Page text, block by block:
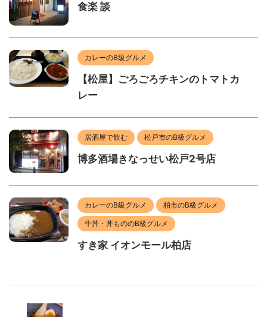
食楽 談
カレーのB級グルメ
【松屋】ごろごろチキンのトマトカ
レー
居酒屋で飲む 松戸市のB級グルメ
博多酒場きなっせい松戸2号店
カレーのB級グルメ 柏市のB級グルメ
牛丼・丼もののB級グルメ
すき家 イオンモール柏店